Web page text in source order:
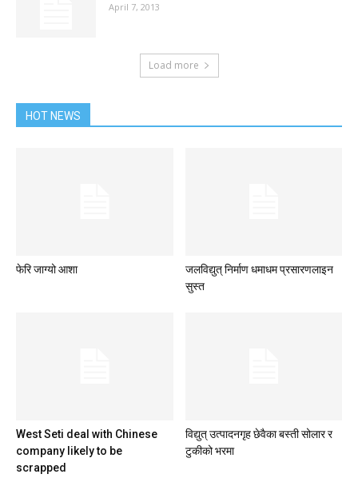
April 7, 2013
Load more
HOT NEWS
फेरि जाग्यो आशा
जलविद्युत् निर्माण धमाधम प्रसारणलाइन
सुस्त
West Seti deal with Chinese
company likely to be
scrapped
विद्युत् उत्पादनगृह छेवैका बस्ती सोलार र
टुकीको भरमा